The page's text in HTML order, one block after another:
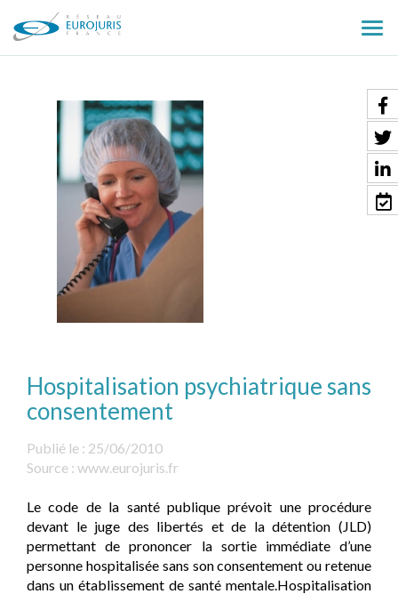
le
Hospitalisation psychiatrique sans
consentement
Publié le : 25/06/2010
Source : www.eurojuris.fr
Le code de la santé publique prévoit une procédure
devant le juge des libertés et de la détention (JLD)
permettant de prononcer la sortie immédiate d’une
personne hospitalisée sans son consentement ou retenue
dans un établissement de santé mentale.Hospitalisation